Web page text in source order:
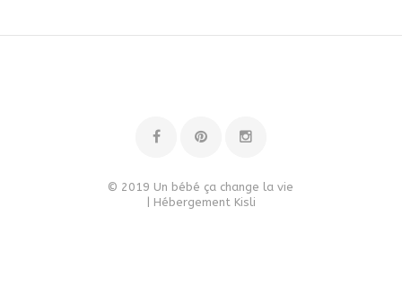
© 2019 Un bébé ça change la vie
| Hébergement Kisli